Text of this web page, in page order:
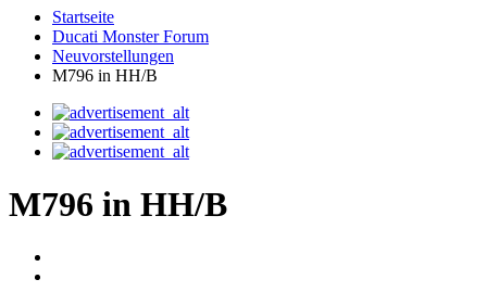
Startseite
Ducati Monster Forum
Neuvorstellungen
M796 in HH/B
M796 in HH/B